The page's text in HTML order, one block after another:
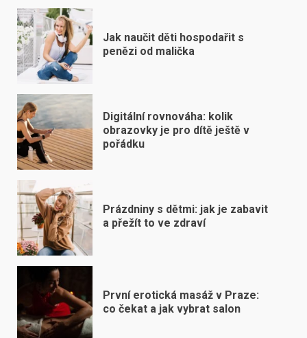
Jak naučit děti hospodařit s
penězi od malička
Digitální rovnováha: kolik
obrazovky je pro dítě ještě v
pořádku
Prázdniny s dětmi: jak je zabavit
a přežít to ve zdraví
První erotická masáž v Praze:
co čekat a jak vybrat salon